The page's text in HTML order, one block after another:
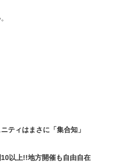
ティはまさに「集合知」
以上!!地方開催も自由自在